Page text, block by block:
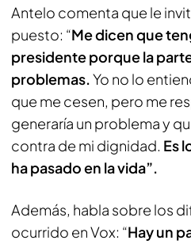
Antelo comenta que le
puesto: “Me dicen que
presidente porque la
problemas.Yo no lo
que me cesen, pero me
generaría un problema y
contra de mi dignidad. Es
ha pasado en la vida”.
Además, habla sobre los
ocurrido en Vox: “Hay un